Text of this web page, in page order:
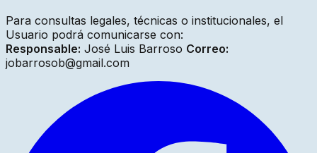
Para consultas legales, técnicas o institucionales, el
Usuario podrá comunicarse con:
Responsable: José Luis Barroso Correo:
jobarrosob@gmail.com